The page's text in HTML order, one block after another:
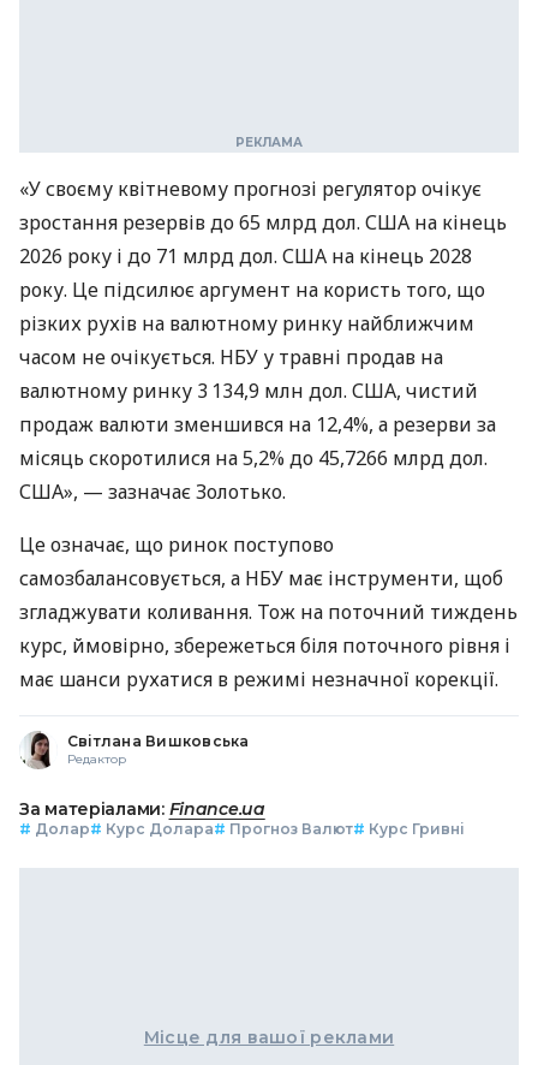
«У своєму квітневому прогнозі регулятор очікує
зростання резервів до 65 млрд дол. США на кінець
2026 року і до 71 млрд дол. США на кінець 2028
року. Це підсилює аргумент на користь того, що
різких рухів на валютному ринку найближчим
часом не очікується. НБУ у травні продав на
валютному ринку 3 134,9 млн дол. США, чистий
продаж валюти зменшився на 12,4%, а резерви за
місяць скоротилися на 5,2% до 45,7266 млрд дол.
США», — зазначає Золотько.
Це означає, що ринок поступово
самозбалансовується, а НБУ має інструменти, щоб
згладжувати коливання. Тож на поточний тиждень
курс, ймовірно, збережеться біля поточного рівня і
має шанси рухатися в режимі незначної корекції.
Світлана Вишковська
Редактор
За матеріалами: Finance.ua
# Долар# Курс Долара# Прогноз Валют# Курс Гривні
Місце для вашої реклами